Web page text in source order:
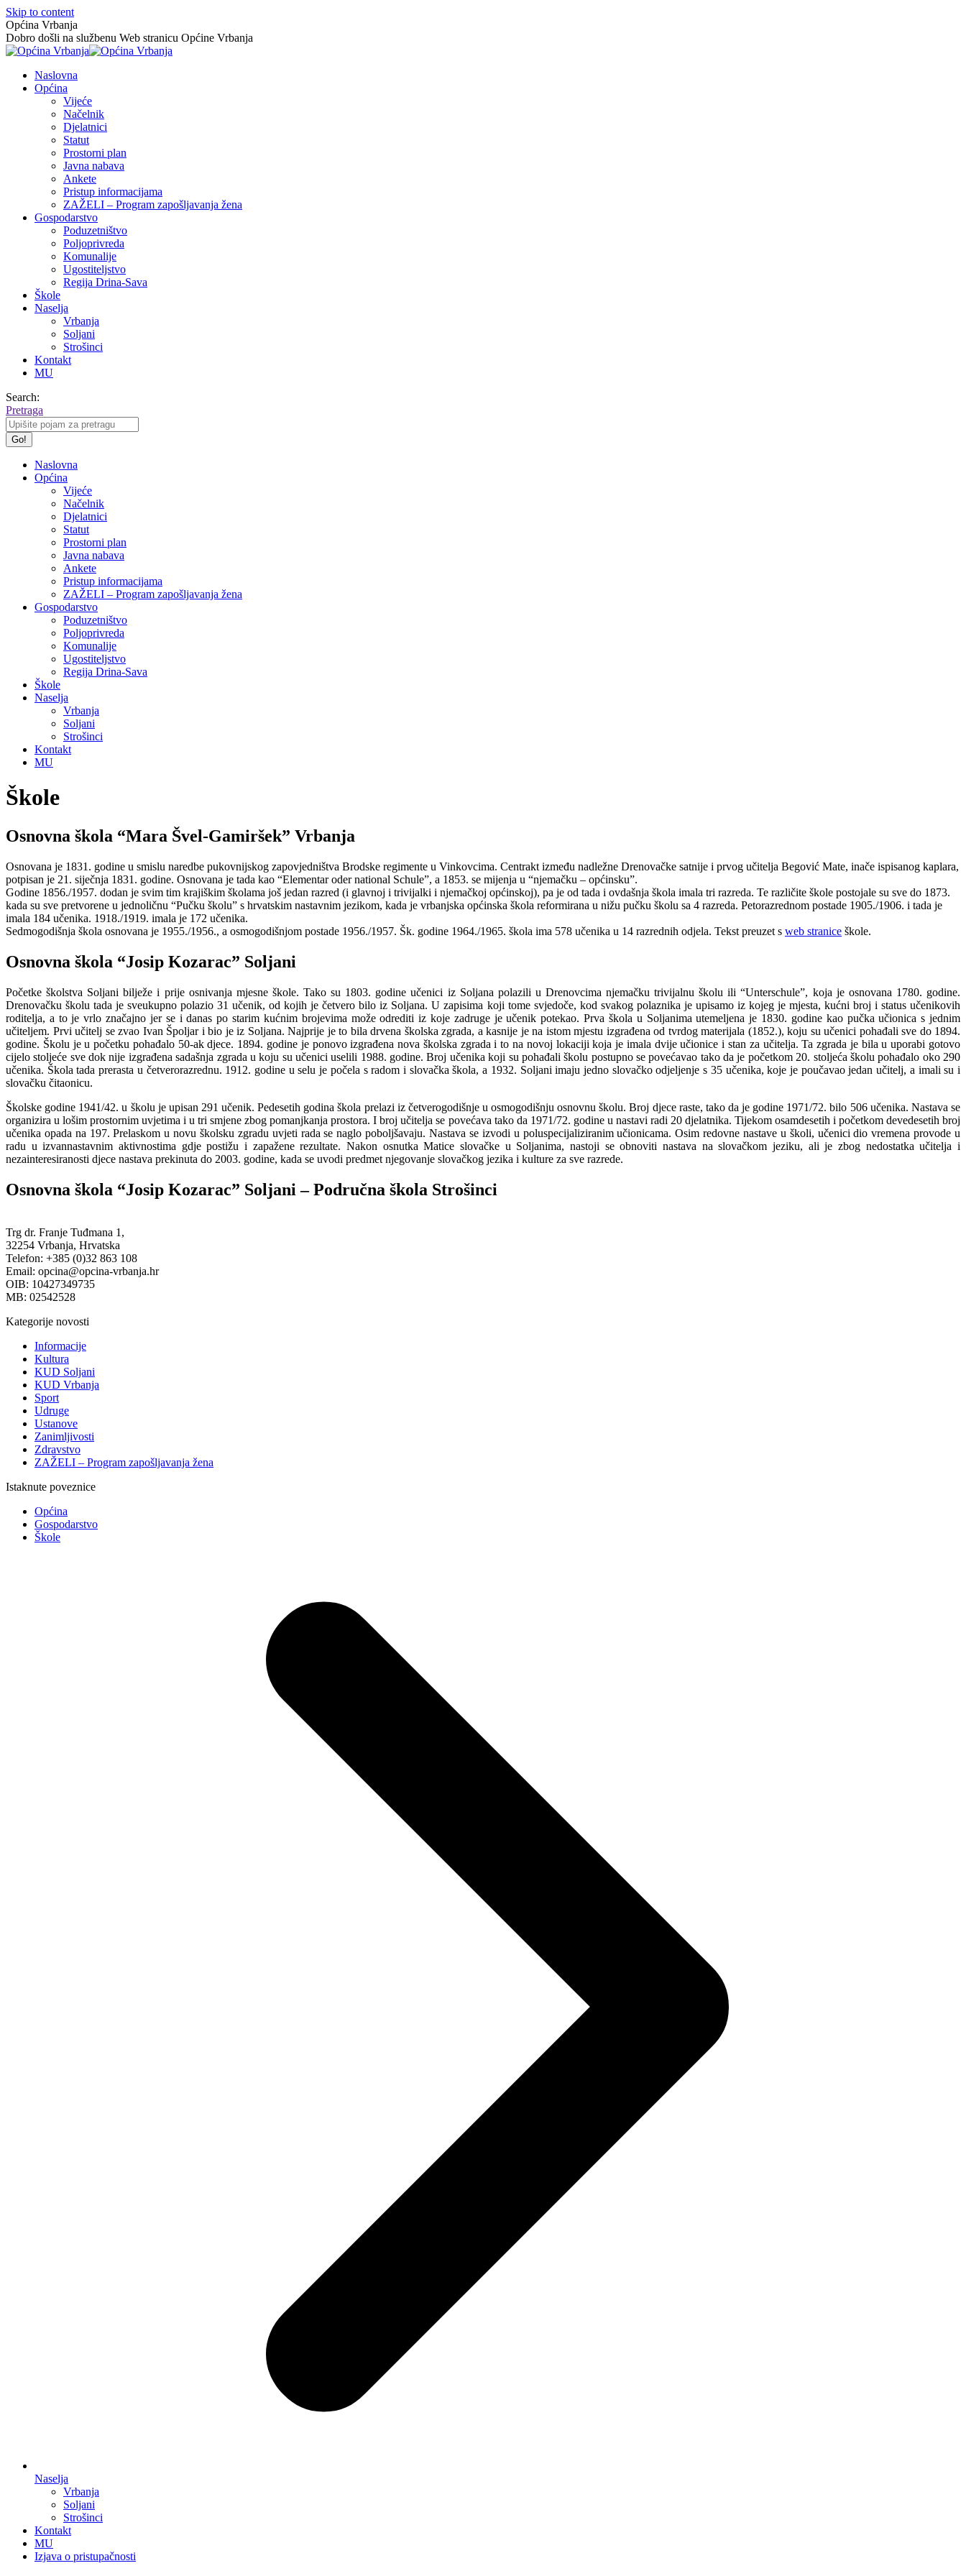
Skip to content
Općina Vrbanja
Dobro došli na službenu Web stranicu Općine Vrbanja
Naslovna
Općina
Vijeće
Načelnik
Djelatnici
Statut
Prostorni plan
Javna nabava
Ankete
Pristup informacijama
ZAŽELI – Program zapošljavanja žena
Gospodarstvo
Poduzetništvo
Poljoprivreda
Komunalije
Ugostiteljstvo
Regija Drina-Sava
Škole
Naselja
Vrbanja
Soljani
Strošinci
Kontakt
MU
Search:
Pretraga
Naslovna
Općina
Vijeće
Načelnik
Djelatnici
Statut
Prostorni plan
Javna nabava
Ankete
Pristup informacijama
ZAŽELI – Program zapošljavanja žena
Gospodarstvo
Poduzetništvo
Poljoprivreda
Komunalije
Ugostiteljstvo
Regija Drina-Sava
Škole
Naselja
Vrbanja
Soljani
Strošinci
Kontakt
MU
Škole
Osnovna škola “Mara Švel-Gamiršek” Vrbanja
Osnovana je 1831. godine u smislu naredbe pukovnijskog zapovjedništva Brodske regimente u Vinkovcima. Centrakt između nadležne Drenovačke satnije i prvog učitelja Begović Mate, inače ispisanog kaplara,
potpisan je 21. siječnja 1831. godine. Osnovana je tada kao “Elementar oder national Schule”, a 1853. se mijenja u “njemačku – općinsku”.
Godine 1856./1957. dodan je svim tim krajiškim školama još jedan razred (i glavnoj i trivijalki i njemačkoj općinskoj), pa je od tada i ovdašnja škola imala tri razreda. Te različite škole postojale su sve do 1873.
kada su sve pretvorene u jednoličnu “Pučku školu” s hrvatskim nastavnim jezikom, kada je vrbanjska općinska škola reformirana u nižu pučku školu sa 4 razreda. Petorazrednom postade 1905./1906. i tada je
imala 184 učenika. 1918./1919. imala je 172 učenika.
Sedmogodišnja škola osnovana je 1955./1956., a osmogodišnjom postade 1956./1957. Šk. godine 1964./1965. škola ima 578 učenika u 14 razrednih odjela. Tekst preuzet s web stranice škole.
Osnovna škola “Josip Kozarac” Soljani
Početke školstva Soljani bilježe i prije osnivanja mjesne škole. Tako su 1803. godine učenici iz Soljana polazili u Drenovcima njemačku trivijalnu školu ili “Unterschule”, koja je osnovana 1780. godine.
Drenovačku školu tada je sveukupno polazio 31 učenik, od kojih je četvero bilo iz Soljana. U zapisima koji tome svjedoče, kod svakog polaznika je upisamo iz kojeg je mjesta, kućni broj i status učenikovih
roditelja, a to je vrlo značajno jer se i danas po starim kućnim brojevima može odrediti iz koje zadruge je učenik potekao. Prva škola u Soljanima utemeljena je 1830. godine kao pučka učionica s jednim
učiteljem. Prvi učitelj se zvao Ivan Špoljar i bio je iz Soljana. Najprije je to bila drvena školska zgrada, a kasnije je na istom mjestu izgrađena od tvrdog materijala (1852.), koju su učenici pohađali sve do 1894.
godine. Školu je u početku pohađalo 50-ak djece. 1894. godine je ponovo izgrađena nova školska zgrada i to na novoj lokaciji koja je imala dvije učionice i stan za učitelja. Ta zgrada je bila u uporabi gotovo
cijelo stoljeće sve dok nije izgrađena sadašnja zgrada u koju su učenici uselili 1988. godine. Broj učenika koji su pohađali školu postupno se povećavao tako da je početkom 20. stoljeća školu pohađalo oko 290
učenika. Škola tada prerasta u četverorazrednu. 1912. godine u selu je počela s radom i slovačka škola, a 1932. Soljani imaju jedno slovačko odjeljenje s 35 učenika, koje je poučavao jedan učitelj, a imali su i
slovačku čitaonicu.
Školske godine 1941/42. u školu je upisan 291 učenik. Pedesetih godina škola prelazi iz četverogodišnje u osmogodišnju osnovnu školu. Broj djece raste, tako da je godine 1971/72. bilo 506 učenika. Nastava se
organizira u lošim prostornim uvjetima i u tri smjene zbog pomanjkanja prostora. I broj učitelja se povećava tako da 1971/72. godine u nastavi radi 20 djelatnika. Tijekom osamdesetih i početkom devedesetih broj
učenika opada na 197. Prelaskom u novu školsku zgradu uvjeti rada se naglo poboljšavaju. Nastava se izvodi u poluspecijaliziranim učionicama. Osim redovne nastave u školi, učenici dio vremena provode u
radu u izvannastavnim aktivnostima gdje postižu i zapažene rezultate. Nakon osnutka Matice slovačke u Soljanima, nastoji se obnoviti nastava na slovačkom jeziku, ali je zbog nedostatka učitelja i
nezainteresiranosti djece nastava prekinuta do 2003. godine, kada se uvodi predmet njegovanje slovačkog jezika i kulture za sve razrede.
Osnovna škola “Josip Kozarac” Soljani – Područna škola Strošinci
Trg dr. Franje Tuđmana 1,
32254 Vrbanja, Hrvatska
Telefon: +385 (0)32 863 108
Email: opcina@opcina-vrbanja.hr
OIB: 10427349735
MB: 02542528
Kategorije novosti
Informacije
Kultura
KUD Soljani
KUD Vrbanja
Sport
Udruge
Ustanove
Zanimljivosti
Zdravstvo
ZAŽELI – Program zapošljavanja žena
Istaknute poveznice
Općina
Gospodarstvo
Škole
Naselja
Vrbanja
Soljani
Strošinci
Kontakt
MU
Izjava o pristupačnosti